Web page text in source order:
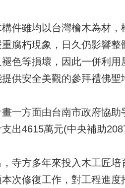
件雖均以台灣檜木為材
腐朽現象，日久仍影響
色等損壞，因此一併利
供安全美觀的參拜禮佛聖
一方面由台南市政府協
出4615萬元(中央補助
寺方多年來投入木工匠
次修復工作，對工程進